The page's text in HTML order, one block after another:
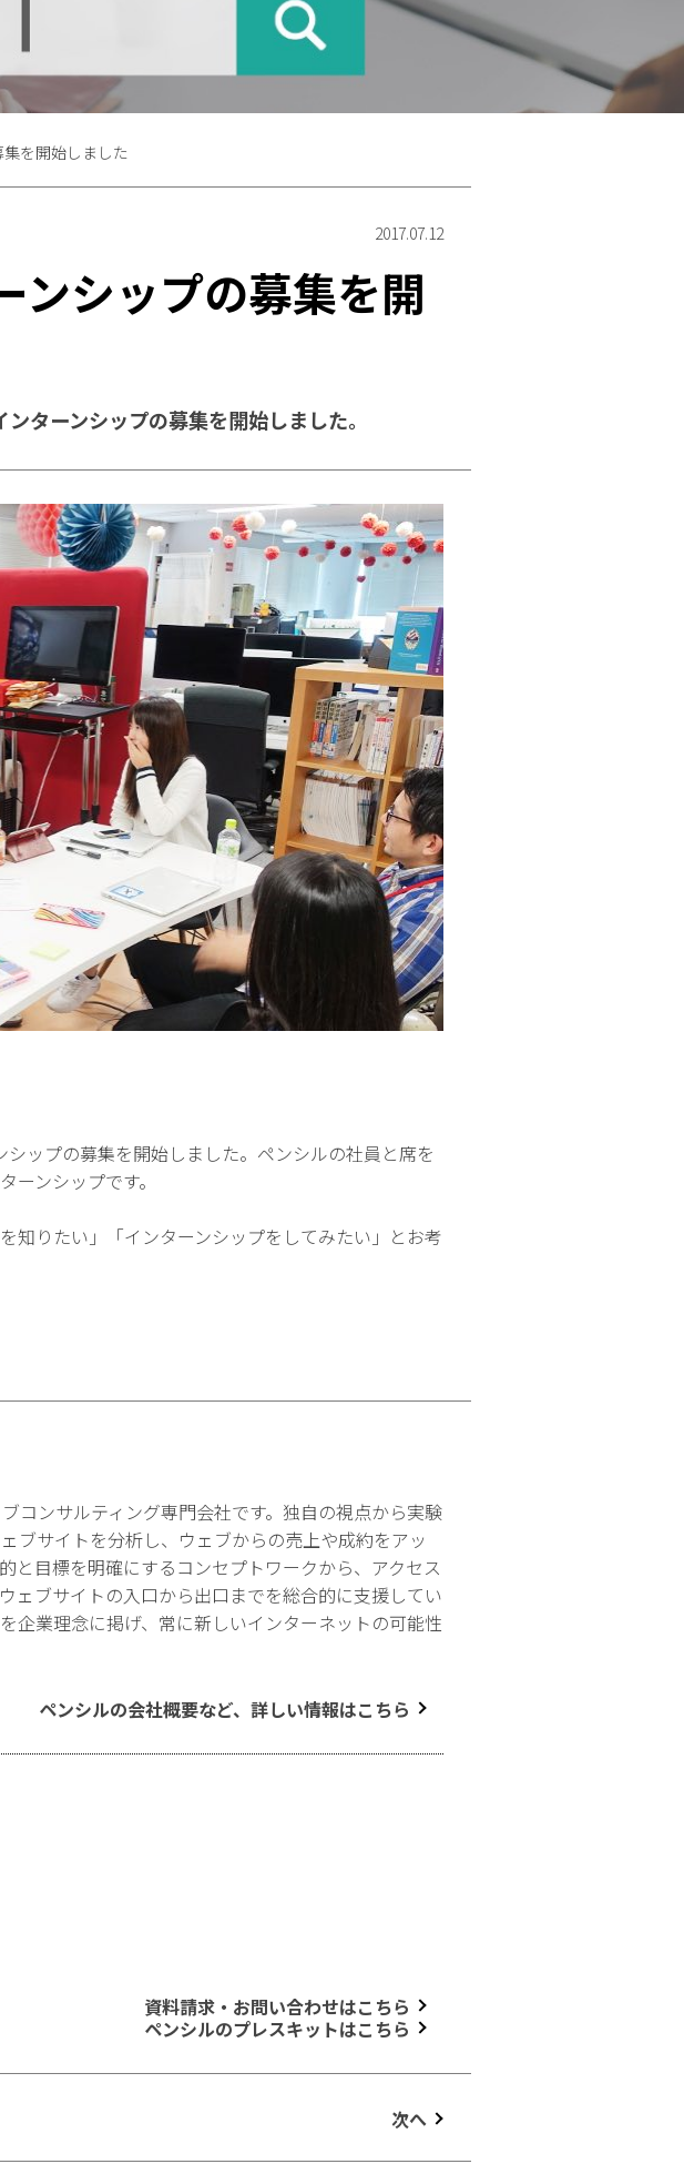
集を開始しました
2017.07.12
ンシップの募集を開
ターンシップの募集を開始しました。
ップの募集を開始しました。ペンシルの社員と席を
ンシップです。
知りたい」「インターンシップをしてみたい」とお考
コンサルティング専門会社です。独自の視点から実験
ブサイトを分析し、ウェブからの売上や成約をアッ
と目標を明確にするコンセプトワークから、アクセス
ェブサイトの入口から出口までを総合的に支援してい
企業理念に掲げ、常に新しいインターネットの可能性
ペンシルの会社概要など、詳しい情報はこちら
資料請求・お問い合わせはこちら
ペンシルのプレスキットはこちら
次へ